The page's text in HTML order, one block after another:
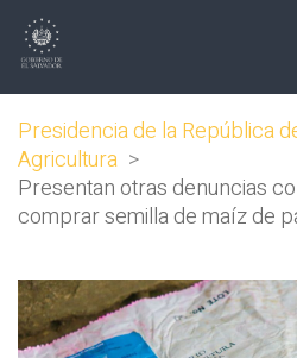
Presidencia de la República
Agricultura >
Presentan otras denuncias
comprar semilla de maíz de